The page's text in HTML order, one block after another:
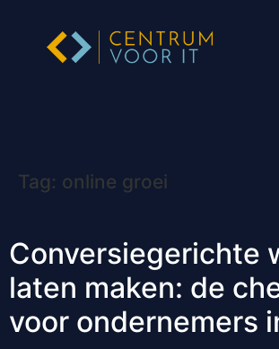
Tag: online groei
Conversiegerichte
laten maken: de
voor ondernemers